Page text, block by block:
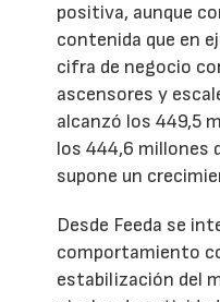
positiva, aunque
contenida que en
cifra de negocio
ascensores y
alcanzó los 449,5
los 444,6 millones
supone un
Desde Feeda se
comportamiento
estabilización del